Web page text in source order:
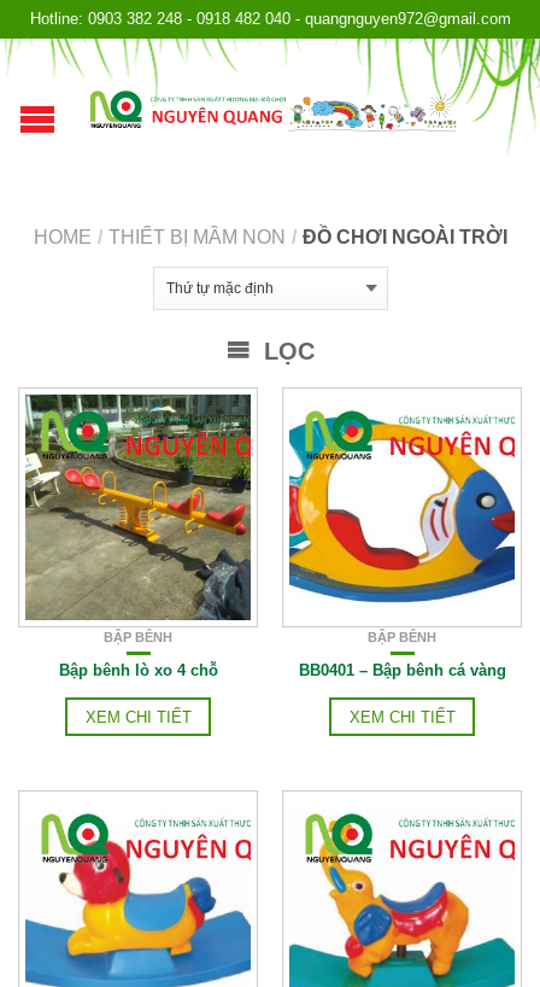
Hotline: 0903 382 248 - 0918 482 040 - quangnguyen972@gmail.com
HOME / THIẾT BỊ MẦM NON / ĐỒ CHƠI NGOÀI TRỜI
LỌC
BẬP BÊNH
Bập bênh lò xo 4 chỗ
XEM CHI TIẾT
BẬP BÊNH
BB0401 – Bập bênh cá vàng
XEM CHI TIẾT